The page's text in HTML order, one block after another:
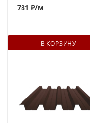
781 ₽/м
В КОРЗИНУ